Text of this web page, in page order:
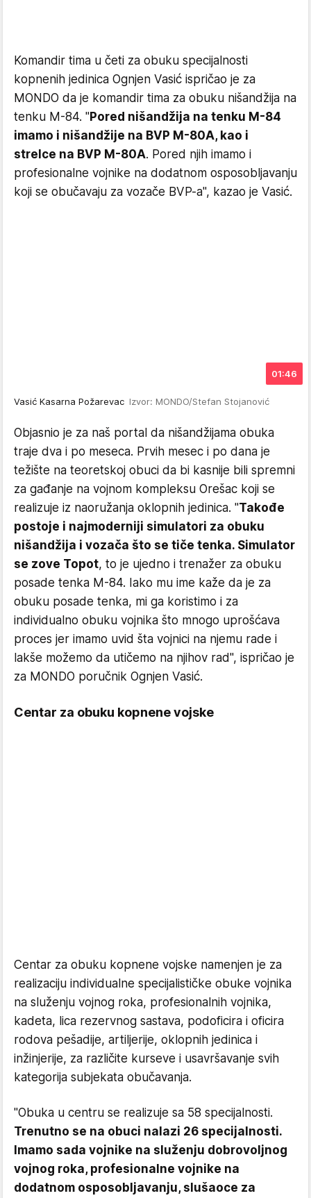
Komandir tima u četi za obuku specijalnosti
kopnenih jedinica Ognjen Vasić ispričao je za
MONDO da je komandir tima za obuku nišandžija na
tenku M-84. "Pored nišandžija na tenku M-84
imamo i nišandžije na BVP M-80A, kao i
strelce na BVP M-80A. Pored njih imamo i
profesionalne vojnike na dodatnom osposobljavanju
koji se obučavaju za vozače BVP-a", kazao je Vasić.
01:46
Vasić Kasarna Požarevac Izvor: MONDO/Stefan Stojanović
Objasnio je za naš portal da nišandžijama obuka
traje dva i po meseca. Prvih mesec i po dana je
težište na teoretskoj obuci da bi kasnije bili spremni
za gađanje na vojnom kompleksu Orešac koji se
realizuje iz naoružanja oklopnih jedinica. "Takođe
postoje i najmoderniji simulatori za obuku
nišandžija i vozača što se tiče tenka. Simulator
se zove Topot, to je ujedno i trenažer za obuku
posade tenka M-84. Iako mu ime kaže da je za
obuku posade tenka, mi ga koristimo i za
individualno obuku vojnika što mnogo uprošćava
proces jer imamo uvid šta vojnici na njemu rade i
lakše možemo da utičemo na njihov rad", ispričao je
za MONDO poručnik Ognjen Vasić.
Centar za obuku kopnene vojske
Centar za obuku kopnene vojske namenjen je za
realizaciju individualne specijalističke obuke vojnika
na služenju vojnog roka, profesionalnih vojnika,
kadeta, lica rezervnog sastava, podoficira i oficira
rodova pešadije, artiljerije, oklopnih jedinica i
inžinjerije, za različite kurseve i usavršavanje svih
kategorija subjekata obučavanja.
"Obuka u centru se realizuje sa 58 specijalnosti.
Trenutno se na obuci nalazi 26 specijalnosti.
Imamo sada vojnike na služenju dobrovoljnog
vojnog roka, profesionalne vojnike na
dodatnom osposobljavanju, slušaoce za